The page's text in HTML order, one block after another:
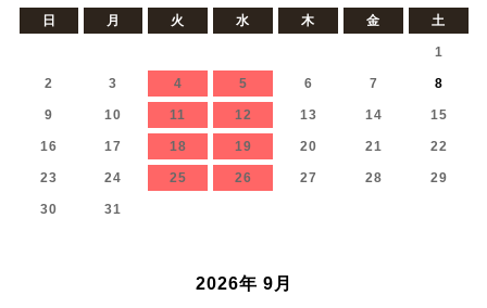
日 月 火 水 木 金 土
1
2 3 4 5 6 7 8
9 10 11 12 13 14 15
16 17 18 19 20 21 22
23 24 25 26 27 28 29
30 31
2026年 9月